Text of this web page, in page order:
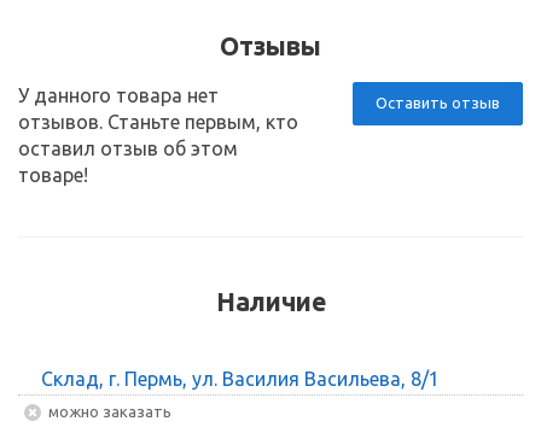
Отзывы
Оставить отзыв
У данного товара нет
отзывов. Станьте первым, кто
оставил отзыв об этом
товаре!
Наличие
Склад, г. Пермь, ул. Василия Васильева, 8/1
Можно заказать